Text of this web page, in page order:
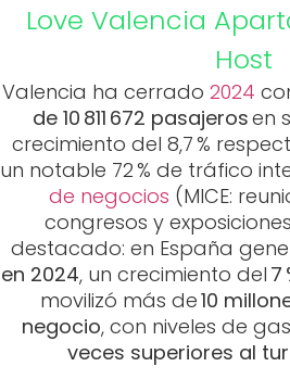
Love Valencia
Host
Valencia ha cerrado 2024
de 10 811 672 pasajerosen
crecimiento del 8,7 %
un notable 72 % de tráfico
de negocios (MICE:
congresos y
destacado: en España
en 2024, un crecimiento del 7
movilizó más de10
negocio, con niveles de
veces superiores al